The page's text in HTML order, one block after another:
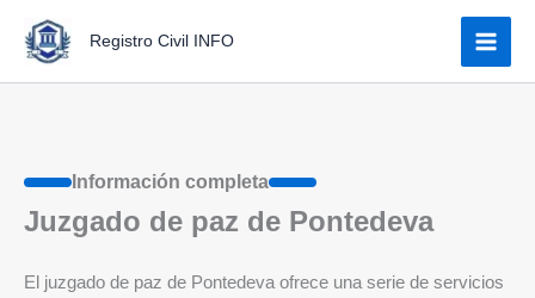
contenido
Registro Civil INFO
Información completa
Juzgado de paz de Pontedeva
El juzgado de paz de Pontedeva ofrece una serie de servicios